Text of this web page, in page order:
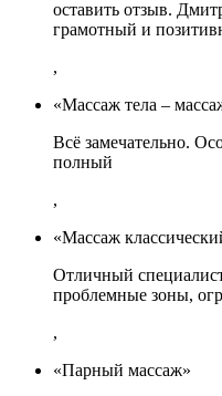
оставить отзыв.
грамотный и
,
«Массаж тела –
Всё замечательно.
полный
,
«Массаж
Отличный
проблемные зоны,
,
«Парный массаж»